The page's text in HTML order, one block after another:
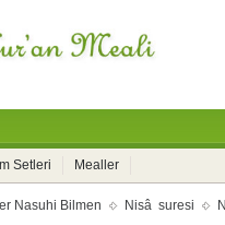
Setleri Mealler
Nasuhi Bilmen Nisâ suresi